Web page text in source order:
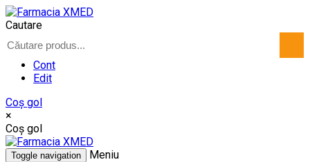
Cautare
Cont
Edit
Coş gol
×
Coş gol
Toggle navigation
Meniu